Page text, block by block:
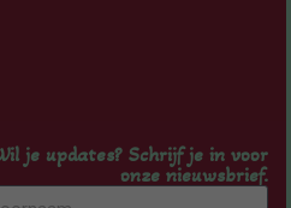
naast elkaar bestaan en niet
misverstanden, polarisatie en
Door mensen elkaar van mens
delen, talenten te
producten, programma’s
elkaar verbinden en in beweging
je updates? Schrijf je in voor
onze nieuwsbrief.